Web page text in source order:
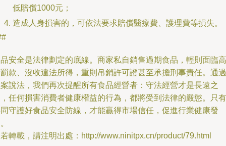
低賠償1000元；
造成人身損害的，可依法要求賠償醫療費、護理費等損失。
安全是法律劃定的底線。商家私自銷售過期食品，輕則面臨高
款、沒收違法所得，重則吊銷許可證甚至承擔刑事責任。通過
說法，我們再次提醒所有食品經營者：守法經營才是長遠之
任何損害消費者健康權益的行為，都將受到法律的嚴懲。只有
守護好食品安全防線，才能贏得市場信任，促進行業健康發
轉載，請注明出處：http://www.ninitpx.cn/product/79.html